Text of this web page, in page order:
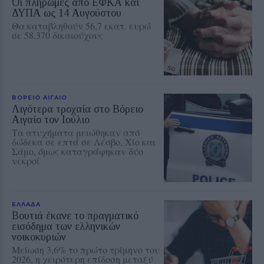
ΔΥΠΑ ως 14 Αυγούστου
Θα καταβληθούν 56,7 εκατ. ευρώ
σε 58.370 δικαιούχους
ΒΟΡΕΙΟ ΑΙΓΑΙΟ
Λιγότερα τροχαία στο Βόρειο
Αιγαίο τον Ιούλιο
Τα ατυχήματα μειώθηκαν από
δώδεκα σε επτά σε Λέσβο, Χίο και
Σάμο, όμως καταγράφηκαν δύο
νεκροί
ΕΛΛΑΔΑ
Βουτιά έκανε το πραγματικό
εισόδημα των ελληνικών
νοικοκυριών
Μείωση 3,6% το πρώτο τρίμηνο του
2026, η χειρότερη επίδοση μεταξύ